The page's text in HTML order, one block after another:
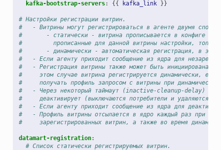
kafka-bootstrap-servers: {{ kafka_link }}
# Настройки регистрации витрин.
#   - Витрины могут регистрироваться в агенте двумя
#       - статически - витрина прописывается в конфиге
#         прописанные для данной витрины настройки, топики
#       - динамически - автоматическая регистрация, в этом
#   - Если агенту приходит сообщение из ядра для
#   - Регистрация витрины также может быть инициирована
#     этом случае витрина регистрируется динамически,
#     получать профиль запросом с витрины при динамической
#   - Через некоторый таймаут (inactive-cleanup-delay)
#     деактивирует (выключаются потребители и удаляются
#   - Если агенту приходит сообщение из ядра для
#   - Профиль витрины отсылается в ядро каждый раз при
#     зарегистрированных витрин, а также во время
datamart-registration:
# Список статически регистрируемых витрин.